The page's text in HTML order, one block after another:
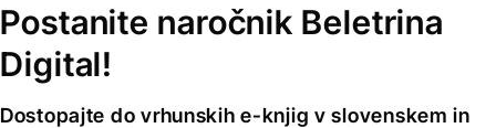
Postanite naročnik Beletrina
Digital!
Dostopajte do vrhunskih e-knjig v slovenskem in